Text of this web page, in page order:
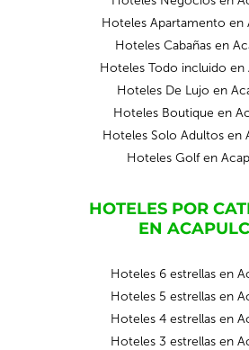
Hoteles Apartamento en
Hoteles Cabañas en
Hoteles Todo incluido en
Hoteles De Lujo en
Hoteles Boutique en
Hoteles Solo Adultos en
Hoteles Golf en
HOTELES POR
EN
Hoteles 6 estrellas en
Hoteles 5 estrellas en
Hoteles 4 estrellas en
Hoteles 3 estrellas en